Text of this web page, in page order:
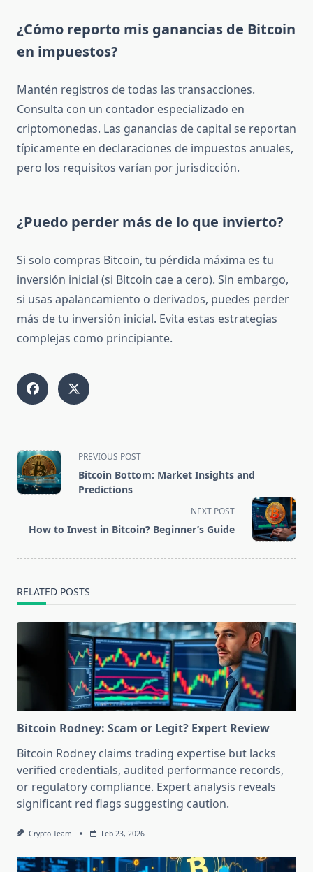
¿Cómo reporto mis ganancias de Bitcoin
en impuestos?
Mantén registros de todas las transacciones.
Consulta con un contador especializado en
criptomonedas. Las ganancias de capital se reportan
típicamente en declaraciones de impuestos anuales,
pero los requisitos varían por jurisdicción.
¿Puedo perder más de lo que invierto?
Si solo compras Bitcoin, tu pérdida máxima es tu
inversión inicial (si Bitcoin cae a cero). Sin embargo,
si usas apalancamiento o derivados, puedes perder
más de tu inversión inicial. Evita estas estrategias
complejas como principiante.
<span
class="nav-
subtitle
PREVIOUS POST
Bitcoin Bottom: Market Insights and
Predictions
NEXT POST
How to Invest in Bitcoin? Beginner’s Guide
RELATED POSTS
Bitcoin Rodney: Scam or Legit? Expert Review
Bitcoin Rodney claims trading expertise but lacks
verified credentials, audited performance records,
or regulatory compliance. Expert analysis reveals
significant red flags suggesting caution.
Crypto Team Feb 23, 2026